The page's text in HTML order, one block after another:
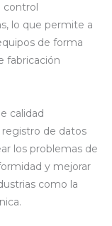
control
lo que permite a
de forma
fabricación
calidad
de datos
los problemas de
y mejorar
como la